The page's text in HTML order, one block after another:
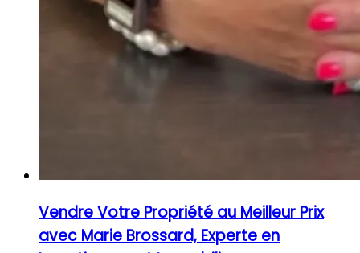
Vendre Votre Propriété au Meilleur Prix
avec Marie Brossard, Experte en